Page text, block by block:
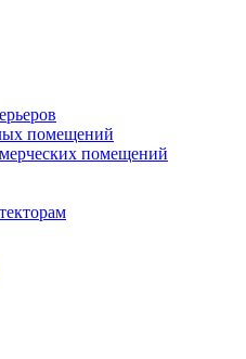
помещений
помещений